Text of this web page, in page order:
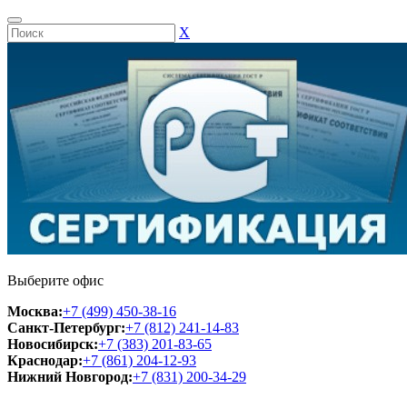
Х
Выберите офис
Москва:+7 (499) 450-38-16
Санкт-Петербург:+7 (812) 241-14-83
Новосибирск:+7 (383) 201-83-65
Краснодар:+7 (861) 204-12-93
Нижний Новгород:+7 (831) 200-34-29